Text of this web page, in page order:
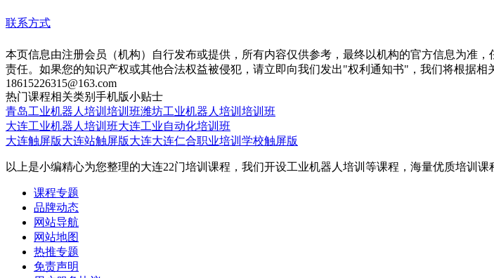
联系方式
本页信息由注册会员（机构）自行发布或提供，所有内容仅供参考，最终以机构的官方信息为准
责任。如果您的知识产权或其他合法权益被侵犯，请立即向我们发出"权利通知书"，我们将根据
18615226315@163.com
热门课程相关类别 手机版小贴士
青岛工业机器人培训培训班潍坊工业机器人培训培训班
大连工业机器人培训班大连工业自动化培训班
大连触屏版大连站触屏版大连大连仁合职业培训学校触屏版
以上是小编精心为您整理的大连22门培训课程，我们开设工业机器人培训等课程，海量优质培训
课程专题
品牌动态
网站导航
网站地图
热推专题
免责声明